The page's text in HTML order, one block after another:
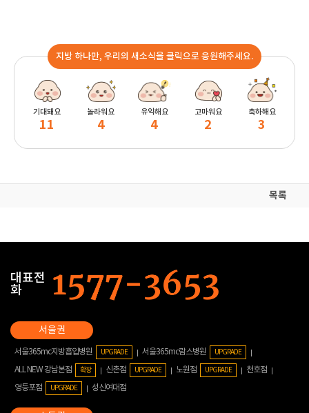
지방 하나만, 우리의 새소식을 클릭으로 응원해주세요.
기대돼요
11
놀라워요
4
유익해요
4
고마워요
2
축하해요
3
목록
대표전
화
서울365mc지방흡입병원 UPGRADE 서울365mc람스병원 UPGRADE
ALL NEW 강남본점 확장 신촌점 UPGRADE 노원점 UPGRADE
천호점
영등포점
UPGRADE 성신여대점